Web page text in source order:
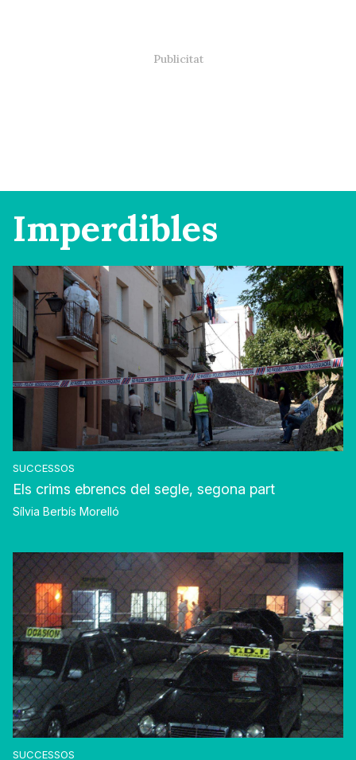
Imperdibles
SUCCESSOS
Els crims ebrencs del segle, segona part
Sílvia Berbís Morelló
SUCCESSOS